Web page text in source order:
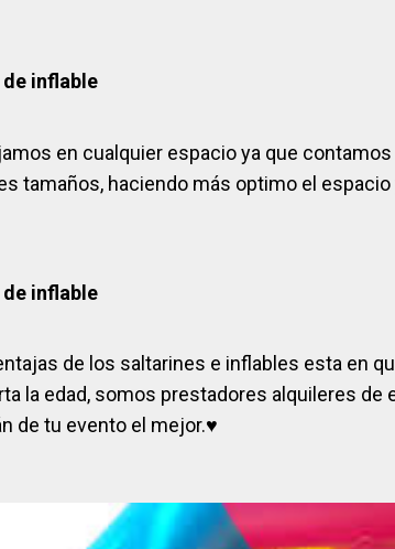
inflable
en cualquier espacio ya que
tamaños, haciendo más optimo el
inflable
de los saltarines e inflables esta en
la edad, somos prestadores alquileres de
de tu evento el mejor.♥